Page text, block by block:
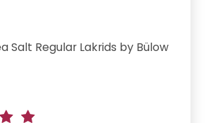
Salt Regular Lakrids by Bülow